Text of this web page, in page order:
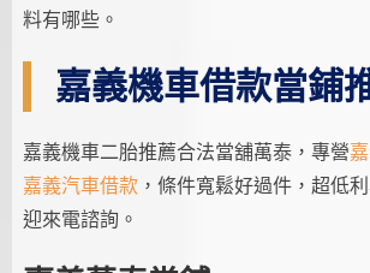
料有哪些。
嘉義機車借款當鋪
嘉義機車二胎推薦合法當舖萬泰，專營
嘉義汽車借款 ，條件寬鬆好過件，超低
迎來電諮詢。